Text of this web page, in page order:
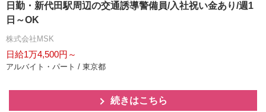
日勤・新代田駅周辺の交通誘導警備員/入社祝い金あり/週1
日～OK
株式会社MSK
日給1万4,500円～
アルバイト・パート / 東京都
続きはこちら